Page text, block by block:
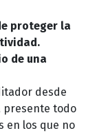
proteger la
de una
desde
presente todo
en los que no